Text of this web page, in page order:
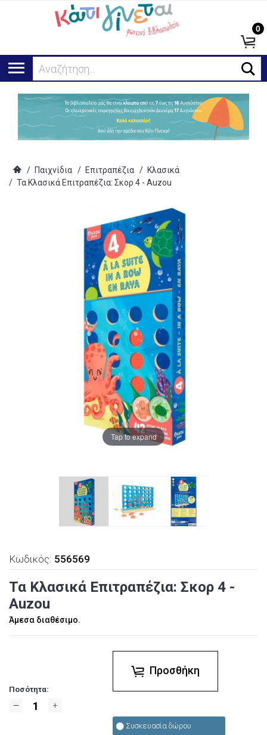
Ψά
0
/ Παιχνίδια / Επιτραπέζια / Κλασικά
/ Τα Κλασικά Επιτραπέζια: Σκορ 4 - Auzou
Tap to expand
Κωδικός: 556569
Τα Κλασικά Επιτραπέζια: Σκορ 4 -
Auzou
Άμεσα διαθέσιμο.
Ποσότητα:
Προσθήκη
Συσκευασία δώρου